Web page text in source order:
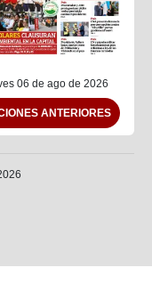
06 de ago de 2026
ANTERIORES